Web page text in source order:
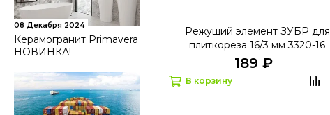
08 Декабря 2024
Керамогранит Primavera
НОВИНКА!
Режущий элемент ЗУБР для
плиткореза 16/3 мм 3320-16
189 ₽
В корзину